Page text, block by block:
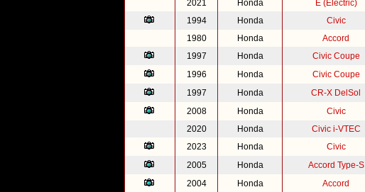
2021 Honda E (Electric)
1994 Honda Civic
1980 Honda Accord
1997 Honda Civic Coupe
1996 Honda Civic Coupe
1997 Honda CR-X DelSol
2008 Honda Civic
2020 Honda Civic i-VTEC
2023 Honda Civic
2005 Honda Accord Type-S
2004 Honda Accord